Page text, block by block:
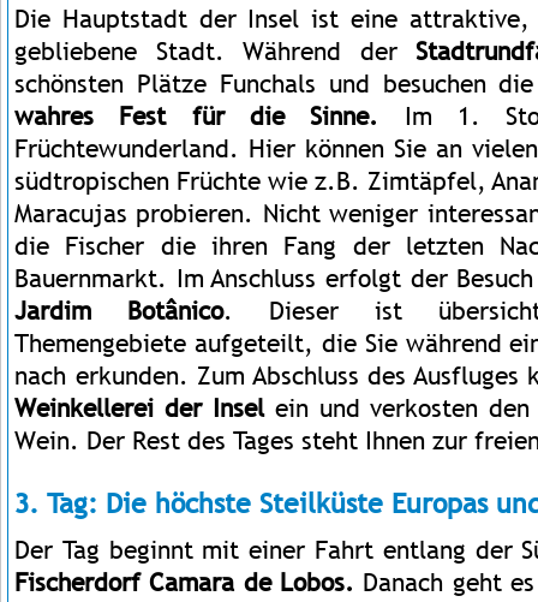
Die Hauptstadt der Insel ist eine attraktive,
gebliebene Stadt. Während der
schönsten Plätze Funchals und besuchen
wahres Fest für die Sinne. Im 1.
Früchtewunderland. Hier können Sie an
südtropischen Früchte wie z.B. Zimtäpfel,
Maracujas probieren. Nicht weniger
die Fischer die ihren Fang der letzten
Bauernmarkt. Im Anschluss erfolgt der
Jardim Botânico. Dieser ist
Themengebiete aufgeteilt, die Sie während
nach erkunden. Zum Abschluss des Ausfluges
Weinkellerei der Insel ein und verkosten den
Wein. Der Rest des Tages steht Ihnen zur
3. Tag: Die höchste Steilküste Europas
Der Tag beginnt mit einer Fahrt entlang der
Fischerdorf Camara de Lobos. Danach geht